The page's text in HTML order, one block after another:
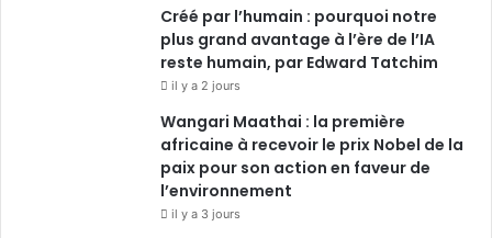
Créé par l’humain : pourquoi notre
plus grand avantage à l’ère de l’IA
reste humain, par Edward Tatchim
il y a 2 jours
Wangari Maathai : la première
africaine à recevoir le prix Nobel de la
paix pour son action en faveur de
l’environnement
il y a 3 jours